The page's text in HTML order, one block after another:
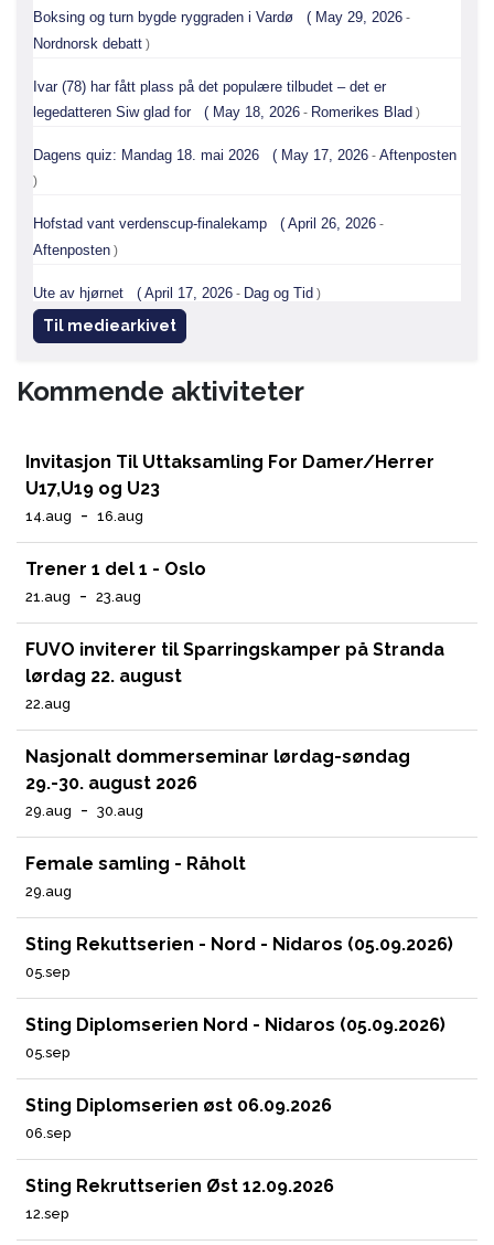
Til mediearkivet
Kommende aktiviteter
Invitasjon Til Uttaksamling For Damer/Herrer
U17,U19 og U23
14.aug - 16.aug
Trener 1 del 1 - Oslo
21.aug - 23.aug
FUVO inviterer til Sparringskamper på Stranda
lørdag 22. august
22.aug
Nasjonalt dommerseminar lørdag-søndag
29.-30. august 2026
29.aug - 30.aug
Female samling - Råholt
29.aug
Sting Rekuttserien - Nord - Nidaros (05.09.2026)
05.sep
Sting Diplomserien Nord - Nidaros (05.09.2026)
05.sep
Sting Diplomserien øst 06.09.2026
06.sep
Sting Rekruttserien Øst 12.09.2026
12.sep